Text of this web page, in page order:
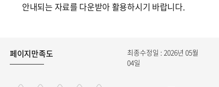
안내되는 자료를 다운받아 활용하시기 바랍니다.
페이지만족도
최종수정일 : 2026년 05월
04일